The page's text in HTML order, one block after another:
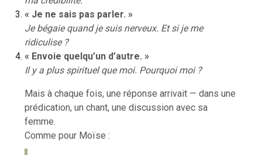
« Je ne sais pas parler. »
Je bégaie quand je suis nerveux. Et si je me
ridiculise ?
« Envoie quelqu’un d’autre. »
Il y a plus spirituel que moi. Pourquoi moi ?
Mais à chaque fois, une réponse arrivait — dans une
prédication, un chant, une discussion avec sa
femme.
Comme pour Moïse :